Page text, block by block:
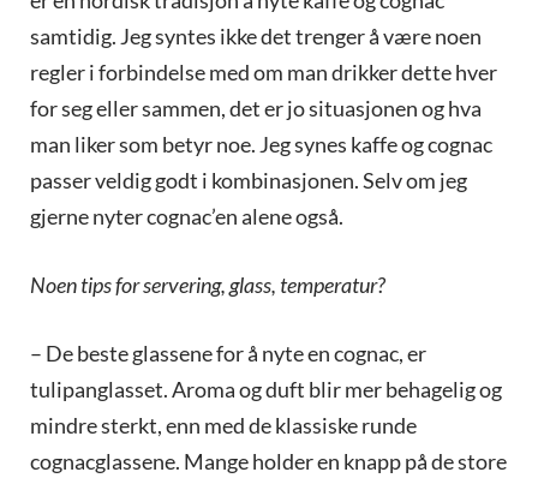
samtidig. Jeg syntes ikke det trenger å være noen
regler i forbindelse med om man drikker dette hver
for seg eller sammen, det er jo situasjonen og hva
man liker som betyr noe. Jeg synes kaffe og cognac
passer veldig godt i kombinasjonen. Selv om jeg
gjerne nyter cognac’en alene også.
Noen tips for servering, glass, temperatur?
– De beste glassene for å nyte en cognac, er
tulipanglasset. Aroma og duft blir mer behagelig og
mindre sterkt, enn med de klassiske runde
cognacglassene. Mange holder en knapp på de store